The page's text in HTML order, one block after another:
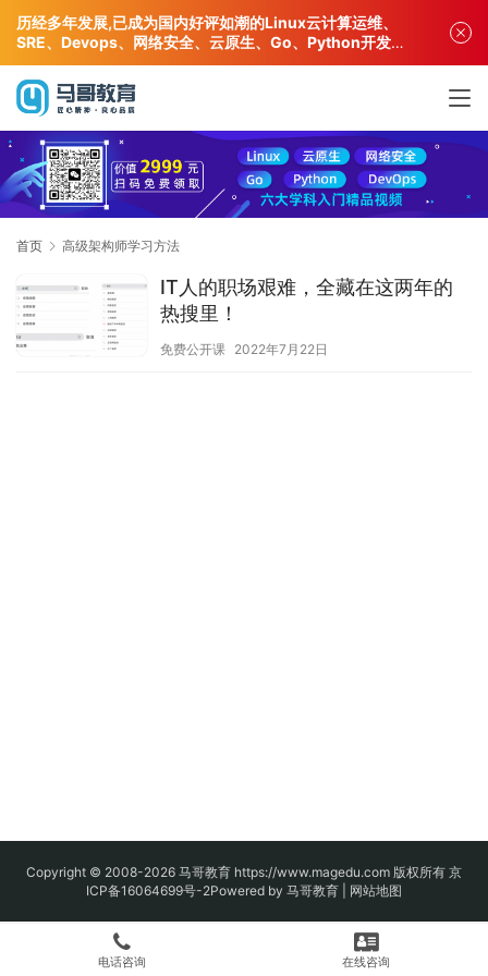
首页 高级架构师学习方法
IT人的职场艰难，全藏在这两年的
热搜里！
免费公开课 2022年7月22日
Copyright © 2008-2026 马哥教育 https://www.magedu.com 版权所有 京
ICP备16064699号-2Powered by 马哥教育 | 网站地图
电话咨询 在线咨询
历经多年发展,已成为国内好评如潮的Linux云计算运维、
SRE、Devops、网络安全、云原生、Go、Python开发专
业人才培训机构!